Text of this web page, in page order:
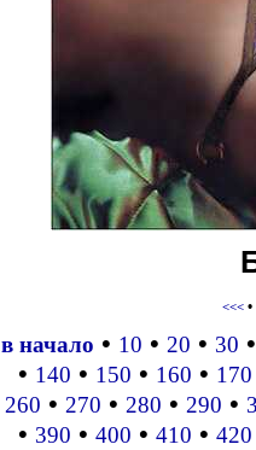
<<<•
в начало • 10 • 20 • 30
• 140 • 150 • 160 • 170
260 • 270 • 280 • 290 •
• 390 • 400 • 410 • 420